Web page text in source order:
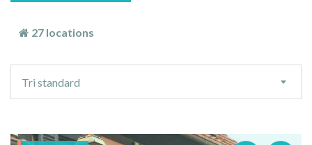
27 locations
tri
Tri standard